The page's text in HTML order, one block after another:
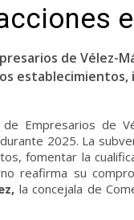
de Vélez-
Empresarios de
2025. La
fomentar la
reafirma su
la concejala de